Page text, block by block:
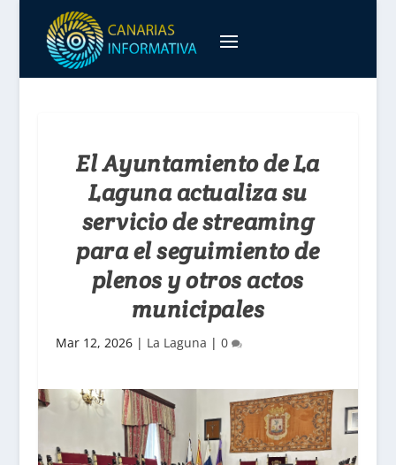
El Ayuntamiento de La
Laguna actualiza su
servicio de streaming
para el seguimiento de
plenos y otros actos
municipales
Mar 12, 2026| La Laguna | 0